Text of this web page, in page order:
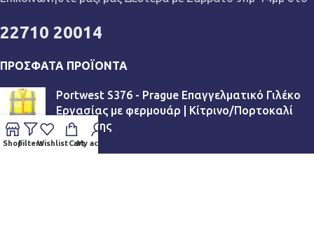
22710 20014
ΠΡΌΣΦΑΤΑ ΠΡΟΪΌΝΤΑ
Portwest S376 - Prague Επαγγελματικό Γιλέκο
Εργασίας με φερμουάρ | Κίτρινο/Πορτοκαλί
Αντίθεσης
€13,90
ShopFiltersWishlist CartMy account